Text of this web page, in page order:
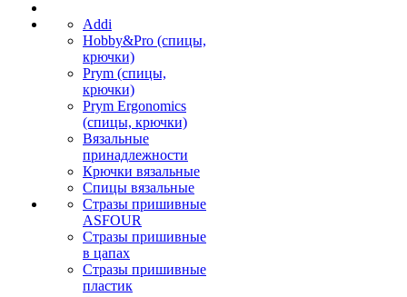
Addi
Hobby&Pro (спицы,
крючки)
Prym (спицы,
крючки)
Prym Ergonomics
(спицы, крючки)
Вязальные
принадлежности
Крючки вязальные
Спицы вязальные
Стразы пришивные
ASFOUR
Стразы пришивные
в цапах
Стразы пришивные
пластик